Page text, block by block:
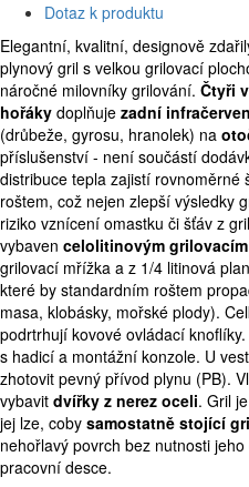
Dotaz k produktu
Elegantní, kvalitní, designově
plynový gril s velkou grilovací
náročné milovníky grilování. Čtyři
hořáky doplňuje zadní
(drůbeže, gyrosu, hranolek) na
příslušenství - není součástí
distribuce tepla zajistí
roštem, což nejen zlepší výsledky
riziko vznícení omastku či šťáv z
vybaven celolitinovým
grilovací mřížka a z 1/4 litinová
které by standardním roštem
masa, klobásky, mořské plody).
podrtrhují kovové ovládací
s hadicí a montážní konzole. U
zhotovit pevný přívod plynu (PB).
vybavit dvířky z nerez oceli. Gril
jej lze, coby samostatně stojící
nehořlavý povrch bez nutnosti
pracovní desce.